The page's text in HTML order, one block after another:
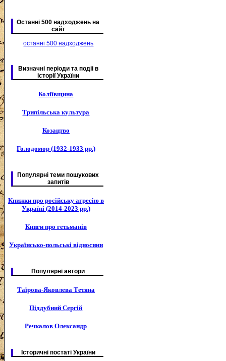
Останні 500 надходжень на
сайт
останні 500 надходжень
Визначні періоди та подіі в
історії України
Коліївщина
Трипільська культура
Козацтво
Голодомор (1932-1933 рр.)
Популярні теми пошукових
запитів
Книжки про російську агресію в
Україні (2014-2023 рр.)
Книги про гетьманів
Українсько-польські відносини
Популярні автори
Таїрова-Яковлева Тетяна
Піддубний Сергій
Речкалов Олександр
Історичні постаті України